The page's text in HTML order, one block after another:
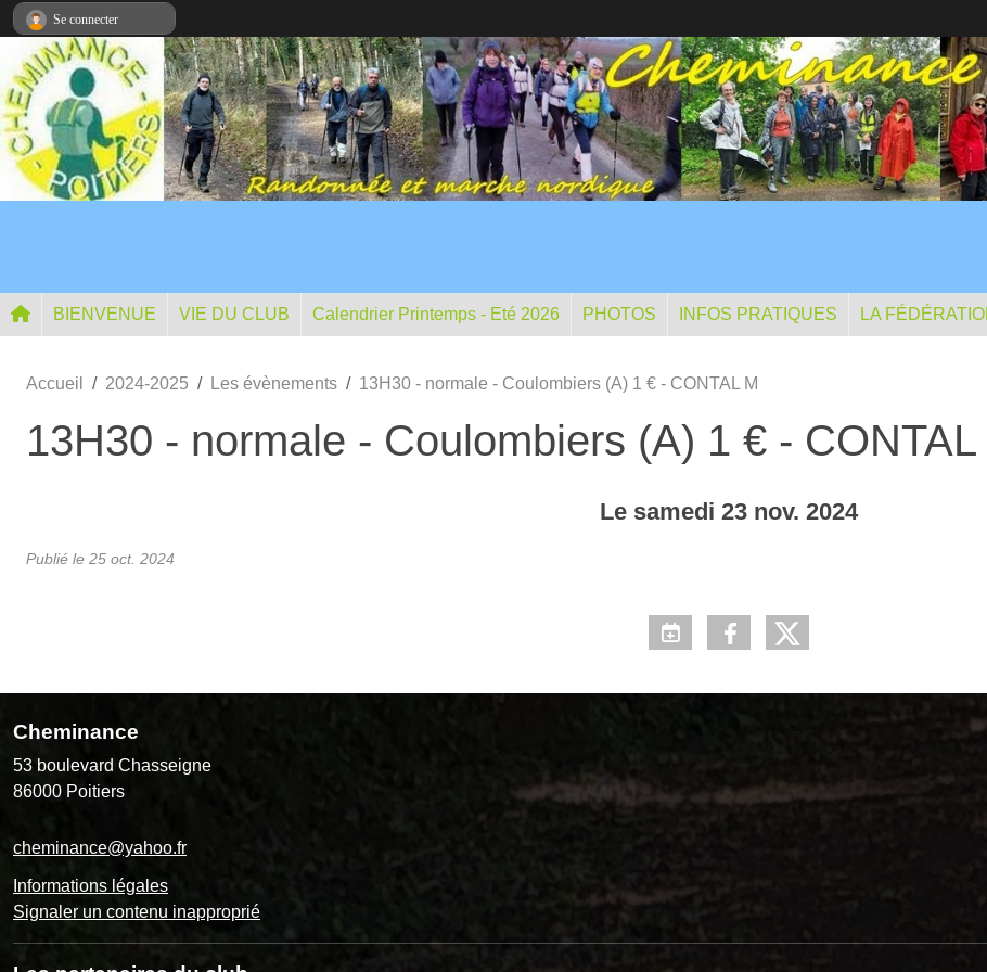
BIENVENUE VIE DU CLUB Calendrier Printemps - Eté 2026 PHOTOS INFOS PRATIQUES LA
Accueil 2024-2025 Les évènements 13H30 - normale - Coulombiers (A) 1 € - CONTAL M
13H30 - normale - Coulombiers (A) 1 € - CONTAL
Le samedi 23 nov. 2024
Publié le 25 oct. 2024
Cheminance
53 boulevard Chasseigne
86000 Poitiers
cheminance@yahoo.fr
Informations légales
Signaler un contenu inapproprié
Se connecter
Panneau de gestion des cookies